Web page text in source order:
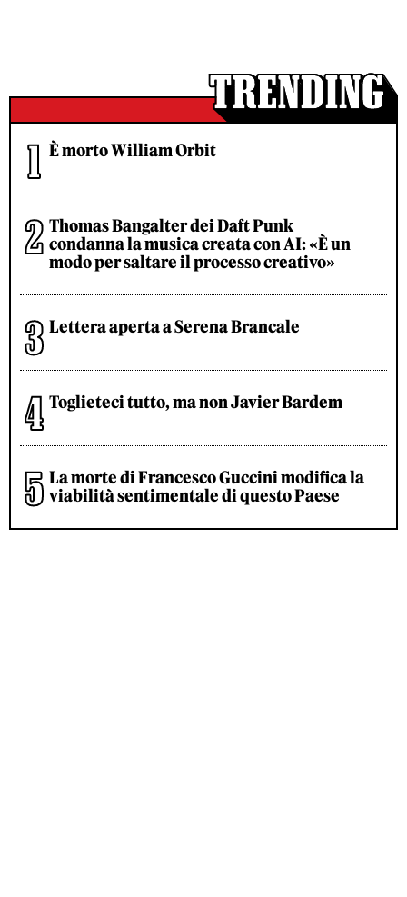
È morto William Orbit
Thomas Bangalter dei Daft Punk
condanna la musica creata con AI: «È un
modo per saltare il processo creativo»
Lettera aperta a Serena Brancale
Toglieteci tutto, ma non Javier Bardem
La morte di Francesco Guccini modifica la
viabilità sentimentale di questo Paese